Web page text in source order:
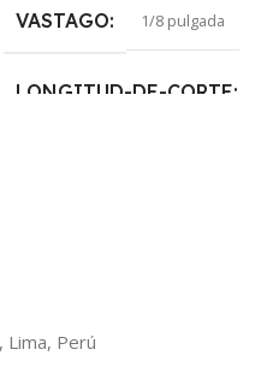
VASTAGO 1/8 pulgada
LONGITUD-DE-CORTE
Perú